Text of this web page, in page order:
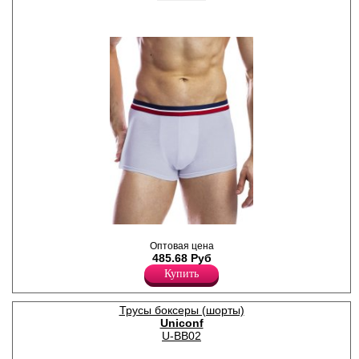
легкого и экологичного
микромодала. Комфортный
пояс - пришивная резинка в
спортивном стиле.
Модал 92%
Эластан 8%
Оптовая цена
485.68 Руб
Купить
Трусы боксеры (шорты)
Uniconf
U-BB02